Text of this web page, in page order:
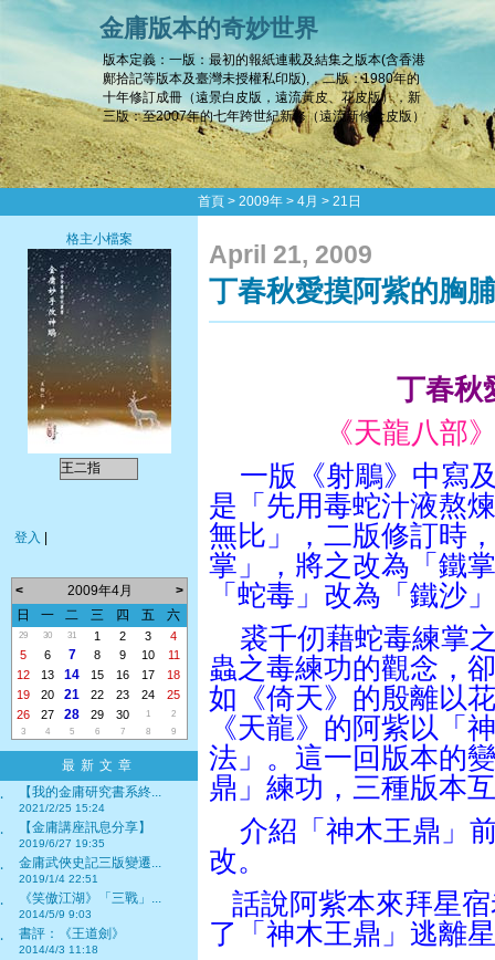
金庸版本的奇妙世界
版本定義：一版：最初的報紙連載及結集之版本(含香港
鄺拾記等版本及臺灣未授權私印版),，二版：1980年的
十年修訂成冊（遠景白皮版，遠流黃皮、花皮版），新
三版：至2007年的七年跨世紀新修（遠流新修金皮版）
首頁 > 2009年 > 4月 > 21日
格主小檔案
王二指
登入
< 2009年4月
>
日
一 二 三 四 五 六
29 30 31 1 2 3
4
5
6 7 8 9 10
11
12
13 14 15 16 17
18
19
20 21 22 23 24
25
26
27 28 29 30 1
2
3
4 5 6 7 8 9
最新文章
‧
【我的金庸研究書系終...
2021/2/25 15:24
‧ 【金庸講座訊息分享】
2019/6/27 19:35
‧ 金庸武俠史記三版變遷...
2019/1/4 22:51
‧ 《笑傲江湖》「三戰」...
2014/5/9 9:03
‧ 書評：《王道劍》
2014/4/3 11:18
April 21, 2009
丁春秋愛摸阿紫的胸脯
丁春秋
《天龍八部
一版《射鵰》中寫
是「 先用毒蛇汁液熬
無比 」，二版修訂時
掌」，將之改為「 鐵
「蛇毒」改為「 鐵沙
裘千仞藉蛇毒練掌
蟲之毒練功的觀念，
如《倚天》的殷離以
《天龍》的阿紫以「
法」。這一回版本的
鼎」練功，三種版本
介紹「神木王鼎」
改。
話說阿紫本來拜星
了「神木王鼎」逃離